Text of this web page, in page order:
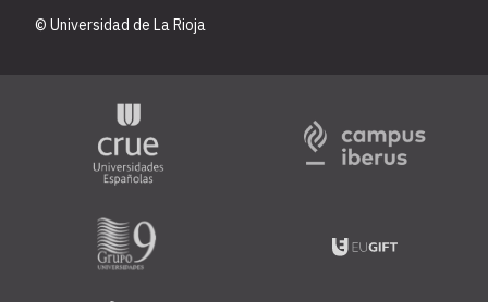
© Universidad de La Rioja